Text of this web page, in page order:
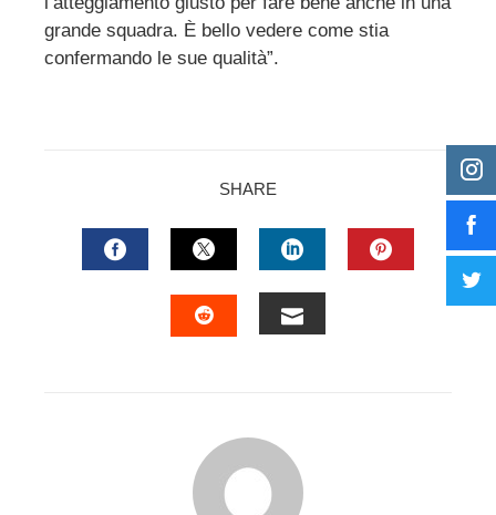
grande squadra. È bello vedere come stia
confermando le sue qualità”.
SHARE
FACEBOOKTWITTERLINKEDIN